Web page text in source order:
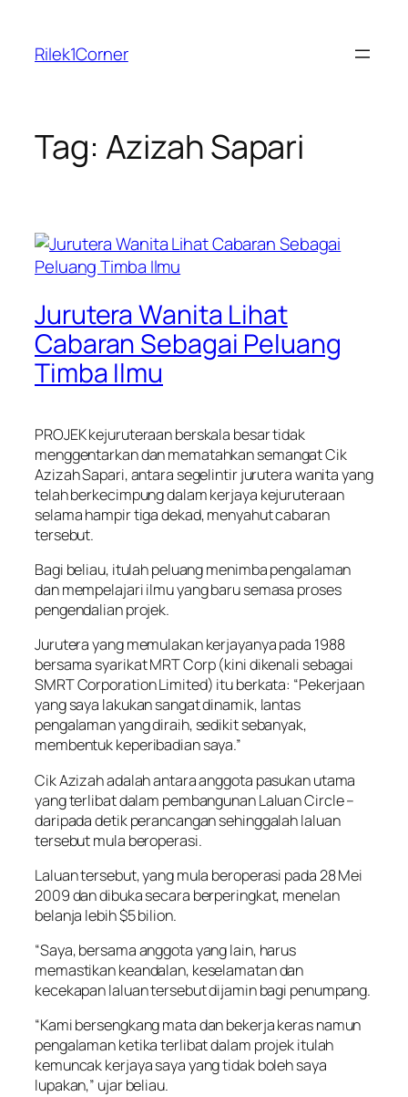
content
Rilek1Corner
Tag: Azizah Sapari
Jurutera Wanita Lihat
Cabaran Sebagai Peluang
Timba Ilmu
PROJEK kejuruteraan berskala besar tidak
menggentarkan dan mematahkan semangat Cik
Azizah Sapari, antara segelintir jurutera wanita yang
telah berkecimpung dalam kerjaya kejuruteraan
selama hampir tiga dekad, menyahut cabaran
tersebut.
Bagi beliau, itulah peluang menimba pengalaman
dan mempelajari ilmu yang baru semasa proses
pengendalian projek.
Jurutera yang memulakan kerjayanya pada 1988
bersama syarikat MRT Corp (kini dikenali sebagai
SMRT Corporation Limited) itu berkata: “Pekerjaan
yang saya lakukan sangat dinamik, lantas
pengalaman yang diraih, sedikit sebanyak,
membentuk keperibadian saya.”
Cik Azizah adalah antara anggota pasukan utama
yang terlibat dalam pembangunan Laluan Circle –
daripada detik perancangan sehinggalah laluan
tersebut mula beroperasi.
Laluan tersebut, yang mula beroperasi pada 28 Mei
2009 dan dibuka secara berperingkat, menelan
belanja lebih $5 bilion.
“Saya, bersama anggota yang lain, harus
memastikan keandalan, keselamatan dan
kecekapan laluan tersebut dijamin bagi penumpang.
“Kami bersengkang mata dan bekerja keras namun
pengalaman ketika terlibat dalam projek itulah
kemuncak kerjaya saya yang tidak boleh saya
lupakan,” ujar beliau.